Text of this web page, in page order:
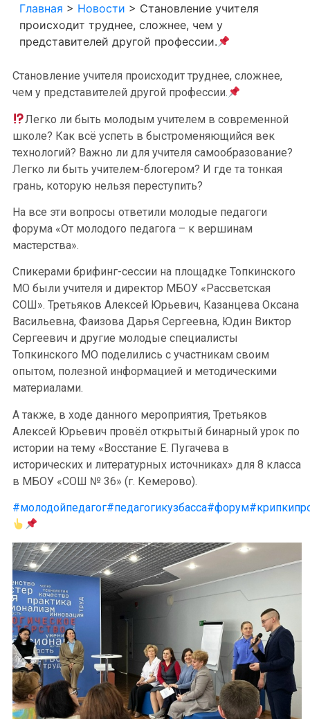
Главная > Новости > Становление учителя
происходит труднее, сложнее, чем у
представителей другой профессии.
Становление учителя происходит труднее, сложнее,
чем у представителей другой профессии.
Легко ли быть молодым учителем в современной
школе? Как всё успеть в быстроменяющийся век
технологий? Важно ли для учителя самообразование?
Легко ли быть учителем-блогером? И где та тонкая
грань, которую нельзя переступить?
На все эти вопросы ответили молодые педагоги
форума «От молодого педагога – к вершинам
мастерства».
Спикерами брифинг-сессии на площадке Топкинского
МО были учителя и директор МБОУ «Рассветская
СОШ». Третьяков Алексей Юрьевич, Казанцева Оксана
Васильевна, Фаизова Дарья Сергеевна, Юдин Виктор
Сергеевич и другие молодые специалисты
Топкинского МО поделились с участникам своим
опытом, полезной информацией и методическими
материалами.
А также, в ходе данного мероприятия, Третьяков
Алексей Юрьевич провёл открытый бинарный урок по
истории на тему «Восстание Е. Пугачева в
исторических и литературных источниках» для 8 класса
в МБОУ «СОШ № 36» (г. Кемерово).
#молодойпедагог#педагогикузбасса#форум